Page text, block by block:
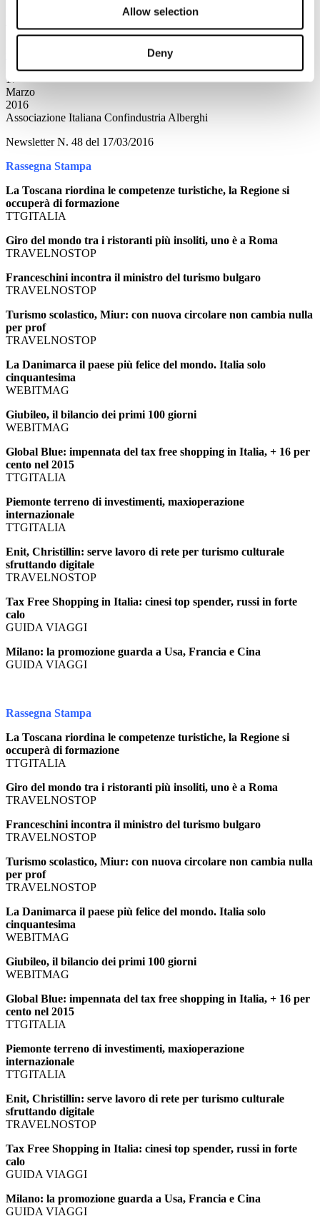
Allow selection
Deny
Tel+39 010 5769812
17
Marzo
2016
Associazione Italiana Confindustria Alberghi
Newsletter N. 48 del 17/03/2016
Rassegna Stampa
La Toscana riordina le competenze turistiche, la Regione si
occuperà di formazione
TTGITALIA
Giro del mondo tra i ristoranti più insoliti, uno è a Roma
TRAVELNOSTOP
Franceschini incontra il ministro del turismo bulgaro
TRAVELNOSTOP
Turismo scolastico, Miur: con nuova circolare non cambia nulla
per prof
TRAVELNOSTOP
La Danimarca il paese più felice del mondo. Italia solo
cinquantesima
WEBITMAG
Giubileo, il bilancio dei primi 100 giorni
WEBITMAG
Global Blue: impennata del tax free shopping in Italia, + 16 per
cento nel 2015
TTGITALIA
Piemonte terreno di investimenti, maxioperazione
internazionale
TTGITALIA
Enit, Christillin: serve lavoro di rete per turismo culturale
sfruttando digitale
TRAVELNOSTOP
Tax Free Shopping in Italia: cinesi top spender, russi in forte
calo
GUIDA VIAGGI
Milano: la promozione guarda a Usa, Francia e Cina
GUIDA VIAGGI
Rassegna Stampa
La Toscana riordina le competenze turistiche, la Regione si
occuperà di formazione
TTGITALIA
Giro del mondo tra i ristoranti più insoliti, uno è a Roma
TRAVELNOSTOP
Franceschini incontra il ministro del turismo bulgaro
TRAVELNOSTOP
Turismo scolastico, Miur: con nuova circolare non cambia nulla
per prof
TRAVELNOSTOP
La Danimarca il paese più felice del mondo. Italia solo
cinquantesima
WEBITMAG
Giubileo, il bilancio dei primi 100 giorni
WEBITMAG
Global Blue: impennata del tax free shopping in Italia, + 16 per
cento nel 2015
TTGITALIA
Piemonte terreno di investimenti, maxioperazione
internazionale
TTGITALIA
Enit, Christillin: serve lavoro di rete per turismo culturale
sfruttando digitale
TRAVELNOSTOP
Tax Free Shopping in Italia: cinesi top spender, russi in forte
calo
GUIDA VIAGGI
Milano: la promozione guarda a Usa, Francia e Cina
GUIDA VIAGGI